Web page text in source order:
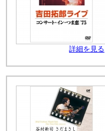
詳細を見る